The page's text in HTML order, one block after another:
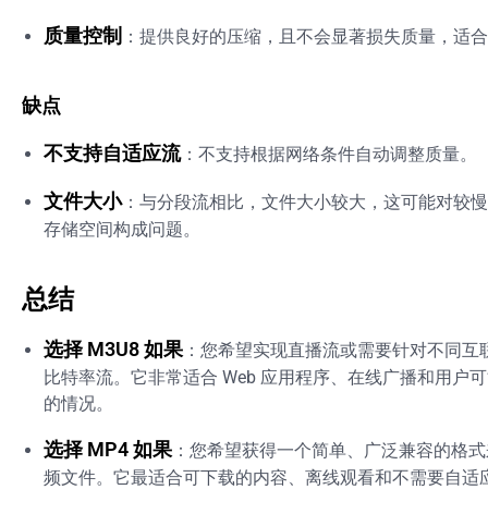
质量控制 ：提供良好的压缩，且不会显著损失质量，适
缺点
不支持自适应流：不支持根据网络条件自动调整质量。
文件大小：与分段流相比，文件大小较大，这可能对较
存储空间构成问题。
总结
选择 M3U8 如果：您希望实现直播流或需要针对不同互
比特率流。它非常适合 Web 应用程序、在线广播和用户
的情况。
选择 MP4 如果：您希望获得一个简单、广泛兼容的格
频文件。它最适合可下载的内容、离线观看和不需要自适